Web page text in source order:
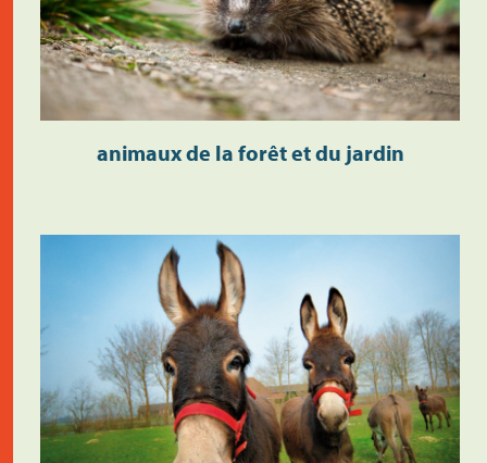
animaux de la forêt et du jardin